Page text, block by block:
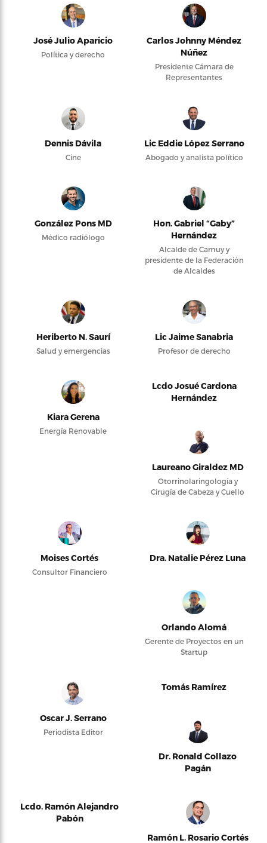
José Julio Aparicio
Política y derecho
Carlos Johnny Méndez
Núñez
Presidente Cámara de
Representantes
Dennis Dávila
Cine
Lic Eddie López Serrano
Abogado y analista político
González Pons MD
Médico radiólogo
Hon. Gabriel “Gaby”
Hernández
Alcalde de Camuy y
presidente de la Federación
de Alcaldes
Heriberto N. Saurí
Salud y emergencias
Lic Jaime Sanabria
Profesor de derecho
Kiara Gerena
Energía Renovable
Lcdo Josué Cardona
Hernández
Laureano Giraldez MD
Otorrinolaringología y
Cirugía de Cabeza y Cuello
Moises Cortés
Consultor Financiero
Dra. Natalie Pérez Luna
Orlando Alomá
Gerente de Proyectos en un
Startup
Oscar J. Serrano
Periodista Editor
Tomás Ramírez
Dr. Ronald Collazo
Pagán
Lcdo. Ramón Alejandro
Pabón
Ramón L. Rosario Cortés